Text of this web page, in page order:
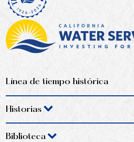
Línea de tiempo histórica
Historias
Biblioteca